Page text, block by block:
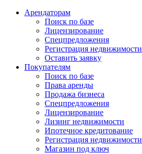
Арендаторам
Поиск по базе
Лицензирование
Спецпредложения
Регистрация недвижимости
Оставить заявку
Покупателям
Поиск по базе
Права аренды
Продажа бизнеса
Спецпредложения
Лицензирование
Лизинг недвижимости
Ипотечное кредитование
Регистрация недвижимости
Магазин под ключ